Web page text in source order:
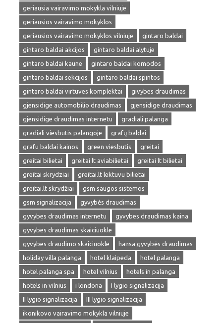
geriausia vairavimo mokykla vilniuje
geriausios vairavimo mokyklos
geriausios vairavimo mokyklos vilniuje
gintaro baldai
gintaro baldai akcijos
gintaro baldai alytuje
gintaro baldai kaune
gintaro baldai komodos
gintaro baldai sekcijos
gintaro baldai spintos
gintaro baldai virtuves komplektai
givybes draudimas
gjensidige automobilio draudimas
gjensidige draudimas
gjensidige draudimas internetu
gradiali palanga
gradiali viesbutis palangoje
grafų baldai
grafu baldai kainos
green viesbutis
greitai
greitai bilietai
greitai lt aviabilietai
greitai lt bilietai
greitai skrydziai
greitai.lt lektuvu bilietai
greitai.lt skrydžiai
gsm saugos sistemos
gsm signalizacija
gyvybės draudimas
gyvybes draudimas internetu
gyvybes draudimas kaina
gyvybes draudimas skaiciuokle
gyvybes draudimo skaiciuokle
hansa gyvybės draudimas
holiday villa palanga
hotel klaipeda
hotel palanga
hotel palanga spa
hotel vilnius
hotels in palanga
hotels in vilnius
i londona
I lygio signalizacija
II lygio signalizacija
III lygio signalizacija
ikonikovo vairavimo mokykla vilniuje